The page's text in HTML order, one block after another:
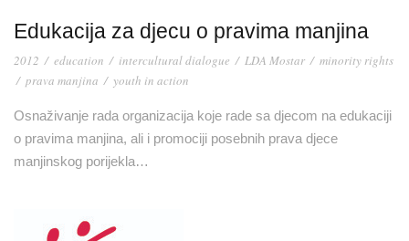
Edukacija za djecu o pravima manjina
2012 / education / intercultural dialogue / LDA Mostar / minority rights
/ prava manjina / youth in action
Osnaživanje rada organizacija koje rade sa djecom na edukaciji
o pravima manjina, ali i promociji posebnih prava djece
manjinskog porijekla…